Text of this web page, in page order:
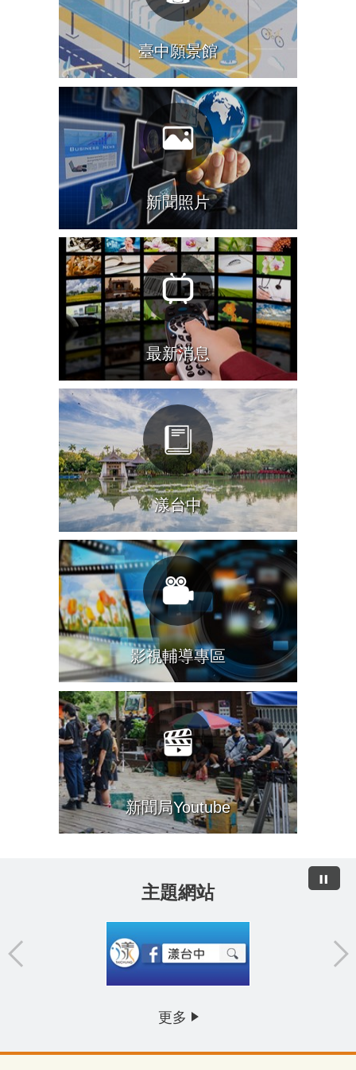
臺中願景館
新聞照片
最新消息
漾台中
影視輔導專區
新聞局Youtube
主題網站
更多